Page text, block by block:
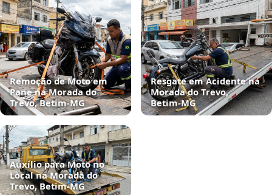
Remoção de Moto em
Pane na Morada do
Trevo, Betim‑MG
Resgate em Acidente na
Morada do Trevo,
Betim‑MG
Auxílio para Moto no
Local na Morada do
Trevo, Betim‑MG